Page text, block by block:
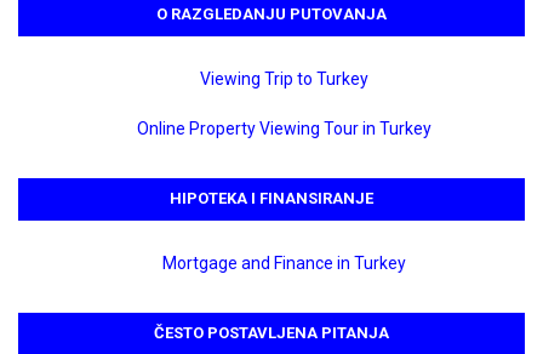
O RAZGLEDANJU PUTOVANJA
Viewing Trip to Turkey
Online Property Viewing Tour in Turkey
HIPOTEKA I FINANSIRANJE
Mortgage and Finance in Turkey
ČESTO POSTAVLJENA PITANJA